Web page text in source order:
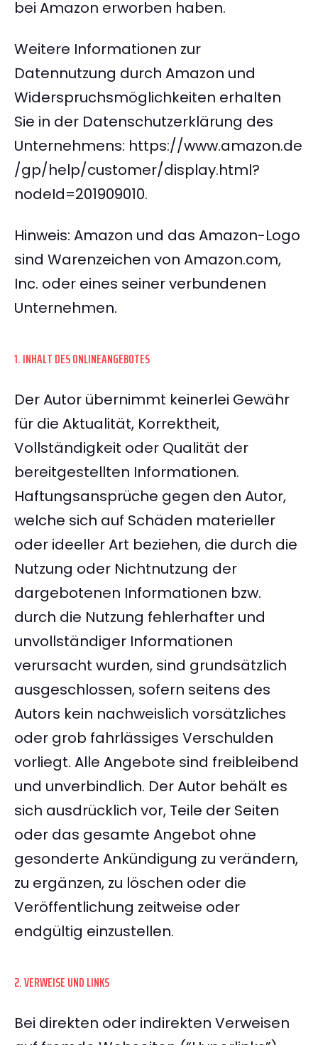
bei Amazon erworben haben.
Weitere Informationen zur
Datennutzung durch Amazon und
Widerspruchsmöglichkeiten erhalten
Sie in der Datenschutzerklärung des
Unternehmens: https://www.amazon.de
/gp/help/customer/display.html?
nodeId=201909010.
Hinweis: Amazon und das Amazon-Logo
sind Warenzeichen von Amazon.com,
Inc. oder eines seiner verbundenen
Unternehmen.
1. INHALT DES ONLINEANGEBOTES
Der Autor übernimmt keinerlei Gewähr
für die Aktualität, Korrektheit,
Vollständigkeit oder Qualität der
bereitgestellten Informationen.
Haftungsansprüche gegen den Autor,
welche sich auf Schäden materieller
oder ideeller Art beziehen, die durch die
Nutzung oder Nichtnutzung der
dargebotenen Informationen bzw.
durch die Nutzung fehlerhafter und
unvollständiger Informationen
verursacht wurden, sind grundsätzlich
ausgeschlossen, sofern seitens des
Autors kein nachweislich vorsätzliches
oder grob fahrlässiges Verschulden
vorliegt. Alle Angebote sind freibleibend
und unverbindlich. Der Autor behält es
sich ausdrücklich vor, Teile der Seiten
oder das gesamte Angebot ohne
gesonderte Ankündigung zu verändern,
zu ergänzen, zu löschen oder die
Veröffentlichung zeitweise oder
endgültig einzustellen.
2. VERWEISE UND LINKS
Bei direkten oder indirekten Verweisen